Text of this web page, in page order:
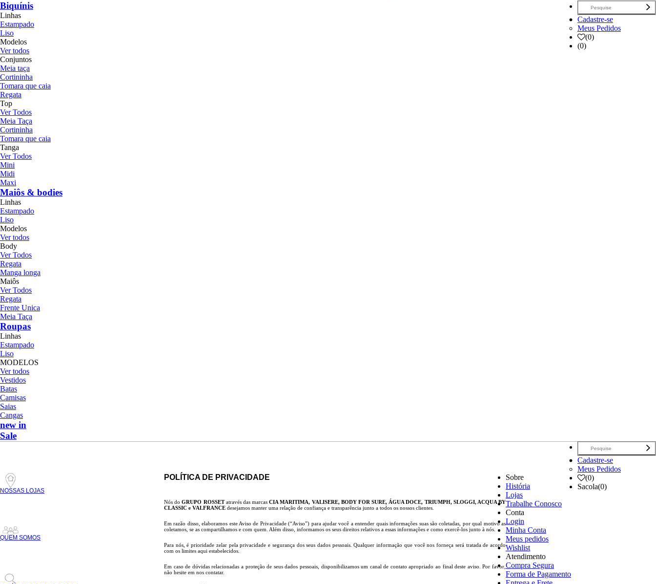
Cadastre-se
Meus Pedidos
(0)
(0)
Biquínis
Linhas
Estampado
Liso
Modelos
Ver todos
Conjuntos
Meia taça
Cortininha
Tomara que caia
Regata
Top
Ver Todos
Meia Taça
Cortininha
Tomara que caia
Tanga
Ver Todos
Mini
Midi
Maxi
Maiôs & bodies
Linhas
Estampado
Liso
Modelos
Ver todos
Body
Ver Todos
Regata
Manga longa
Maiôs
Ver Todos
Regata
Frente Unica
Meia Taça
Roupas
Linhas
Estampado
Liso
MODELOS
Ver todos
Vestidos
Batas
Camisas
Saias
Cangas
new in
Sale
Cadastre-se
Meus Pedidos
(0)
Sacola(0)
NOSSAS LOJAS
QUEM SOMOS
POLÍTICA DE PRIVACIDADE
Nós doGRUPO ROSSETatravés das marcasCIA MARITIMA, VALISERE, BODY FOR SURE, ÁGUA DOCE, TRIUMPH, SLOGGI, ACQUA BY
CLASSIC e VALFRANCE desejamos manter uma relação de confiança e transparência junto a todos os nossos clientes.
Em razão disso, elaboramos este Aviso de Privacidade (“Aviso”) para ajudar você a entender quais informações suas são coletadas, por qual motivo as
coletamos, se as compartilhamos e com quem. Além disso, informamos os seus direitos relativos a essas informações e como exercê-los junto à nós.
Para nós, é prioridade zelar pela privacidade e segurança dos seus dados pessoais. Qualquer informação que você nos forneça será tratada de acordo
com os limites aqui estabelecidos.
Em caso de dúvidas relacionadas a proteção de seus dados pessoais, disponibilizamos um canal de contato apropriado ao final deste aviso. Por favor,
não hesite em nos contatar.
Sobre
História
Lojas
Trabalhe Conosco
Conta
Login
Minha Conta
Meus pedidos
Wishlist
Atendimento
Compra Segura
Forma de Pagamento